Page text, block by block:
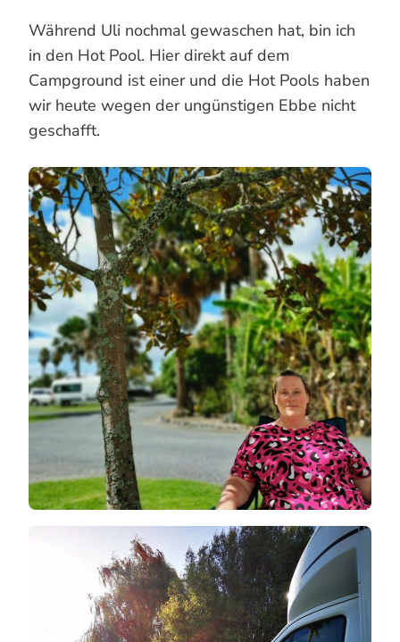
Während Uli nochmal gewaschen hat, bin ich
in den Hot Pool. Hier direkt auf dem
Campground ist einer und die Hot Pools haben
wir heute wegen der ungünstigen Ebbe nicht
geschafft.